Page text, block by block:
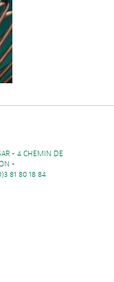
- 4 CHEMIN DE
-
81 80 18 84